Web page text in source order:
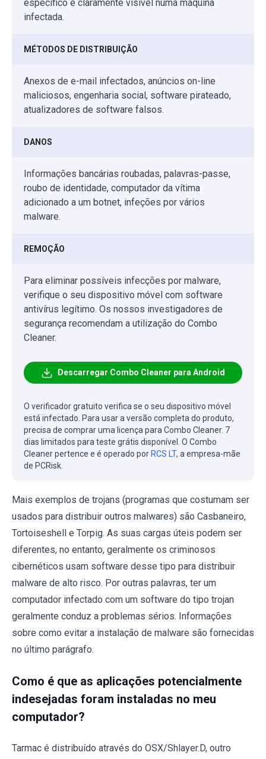
específico é claramente visível numa máquina
infectada.
MÉTODOS DE DISTRIBUIÇÃO
Anexos de e-mail infectados, anúncios on-line
maliciosos, engenharia social, software pirateado,
atualizadores de software falsos.
DANOS
Informações bancárias roubadas, palavras-passe,
roubo de identidade, computador da vítima
adicionado a um botnet, infeções por vários
malware.
REMOÇÃO
Para eliminar possíveis infecções por malware,
verifique o seu dispositivo móvel com software
antivírus legítimo. Os nossos investigadores de
segurança recomendam a utilização do Combo
Cleaner.
Descarregar Combo Cleaner para Android
O verificador gratuito verifica se o seu dispositivo móvel
está infectado. Para usar a versão completa do produto,
precisa de comprar uma licença para Combo Cleaner. 7
dias limitados para teste grátis disponível. O Combo
Cleaner pertence e é operado por RCS LT, a empresa-mãe
de PCRisk.
Mais exemplos de trojans (programas que costumam ser
usados ​​para distribuir outros malwares) são Casbaneiro,
Tortoiseshell e Torpig. As suas cargas úteis podem ser
diferentes, no entanto, geralmente os criminosos
cibernéticos usam software desse tipo para distribuir
malware de alto risco. Por outras palavras, ter um
computador infectado com um software do tipo trojan
geralmente conduz a problemas sérios. Informações
sobre como evitar a instalação de malware são fornecidas
no último parágrafo.
Como é que as aplicações potencialmente
indesejadas foram instaladas no meu
computador?
Tarmac é distribuído através do OSX/Shlayer.D, outro